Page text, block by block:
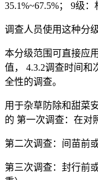
35.1%~67.5%； 9级：
调查人员使用这种分
本分级范围可直接应
值， 4.3.2调查时间和
全性的调查。
用于杂草防除和甜菜
的 第一次调查：在对
第二次调查：间苗前
第三次调查：封行前